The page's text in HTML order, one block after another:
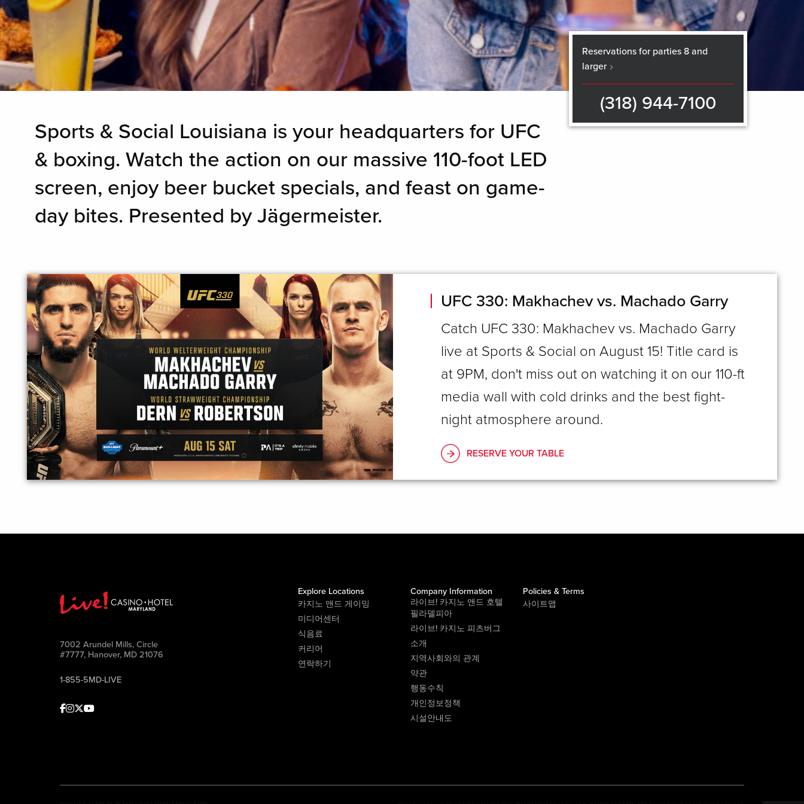
Sports & Social Louisiana is your headquarters for UFC
& boxing. Watch the action on our massive 110-foot LED
screen, enjoy beer bucket specials, and feast on game-
day bites. Presented by Jägermeister.
Reservations for parties 8 and
larger
(318) 944-7100
UFC 330: Makhachev vs. Machado Garry
Catch UFC 330: Makhachev vs. Machado Garry
live at Sports & Social on August 15! Title card is
at 9PM, don't miss out on watching it on our 110-ft
media wall with cold drinks and the best fight-
night atmosphere around.
RESERVE YOUR TABLE
7002 Arundel Mills, Circle
#7777, Hanover, MD 21076
1-855-5MD-LIVE
Facebook
Instagram
Twitter
Youtube
Explore Locations
카지노 앤드 게이밍
미디어센터
식음료
커리어
연락하기
Company Information
라이브! 카지노 앤드 호텔
필라델피아
라이브! 카지노 피츠버그
소개
지역사회와의 관계
약관
행동수칙
개인정보정책
시설안내도
Policies & Terms
사이트맵